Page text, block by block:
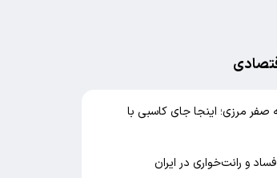
صفر مرزی؛ اینجا جای کاسبی با
و رانت‌خواری در ایران